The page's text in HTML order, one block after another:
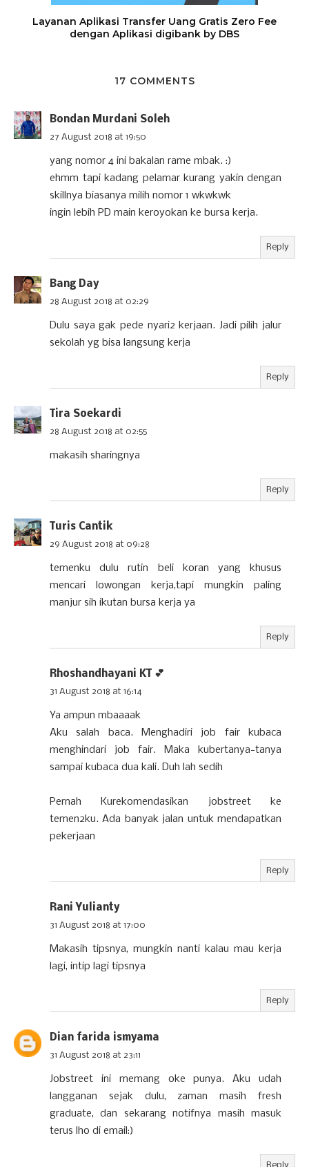
Layanan Aplikasi Transfer Uang Gratis Zero Fee
dengan Aplikasi digibank by DBS
17 COMMENTS
Bondan Murdani Soleh
27 August 2018 at 19:50
yang nomor 4 ini bakalan rame mbak. :)
ehmm tapi kadang pelamar kurang yakin dengan
skillnya biasanya milih nomor 1 wkwkwk
ingin lebih PD main keroyokan ke bursa kerja.
Reply
Bang Day
28 August 2018 at 02:29
Dulu saya gak pede nyari2 kerjaan. Jadi pilih jalur
sekolah yg bisa langsung kerja
Reply
Tira Soekardi
28 August 2018 at 02:55
makasih sharingnya
Reply
Turis Cantik
29 August 2018 at 09:28
temenku dulu rutin beli koran yang khusus
mencari lowongan kerja,tapi mungkin paling
manjur sih ikutan bursa kerja ya
Reply
Rhoshandhayani KT 💕
31 August 2018 at 16:14
Ya ampun mbaaaak
Aku salah baca. Menghadiri job fair kubaca
menghindari job fair. Maka kubertanya-tanya
sampai kubaca dua kali. Duh lah sedih
Pernah Kurekomendasikan jobstreet ke
temen2ku. Ada banyak jalan untuk mendapatkan
pekerjaan
Reply
Rani Yulianty
31 August 2018 at 17:00
Makasih tipsnya, mungkin nanti kalau mau kerja
lagi, intip lagi tipsnya
Reply
Dian farida ismyama
31 August 2018 at 23:11
Jobstreet ini memang oke punya. Aku udah
langganan sejak dulu, zaman masih fresh
graduate, dan sekarang notifnya masih masuk
terus lho di email:)